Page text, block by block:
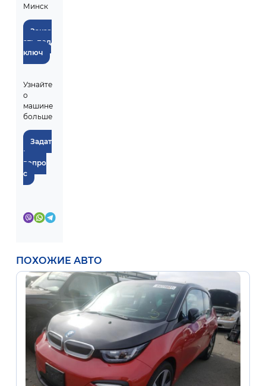
Минск
Заказ
ать под
ключ
Узнайте
о
машине
больше
Задат
ь
вопро
с
ПОХОЖИЕ АВТО